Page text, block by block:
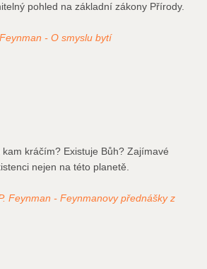
pohled na základní zákony Přírody.
- O smyslu bytí
kráčím? Existuje Bůh? Zajímavé
nejen na této planetě.
Feynman - Feynmanovy přednášky z